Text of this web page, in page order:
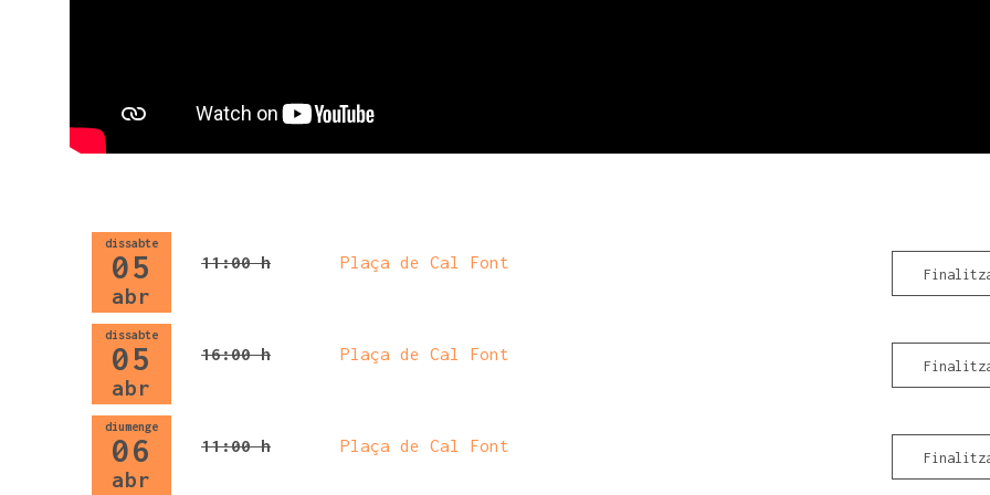
dissabte
05
abr
11:00 h Plaça de Cal Font
dissabte
05
abr
16:00 h Plaça de Cal Font
diumenge
06
abr
11:00 h Plaça de Cal Font